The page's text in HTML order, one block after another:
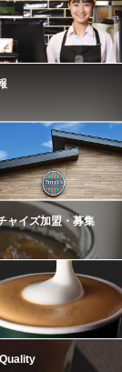
ャイズ加盟・募集